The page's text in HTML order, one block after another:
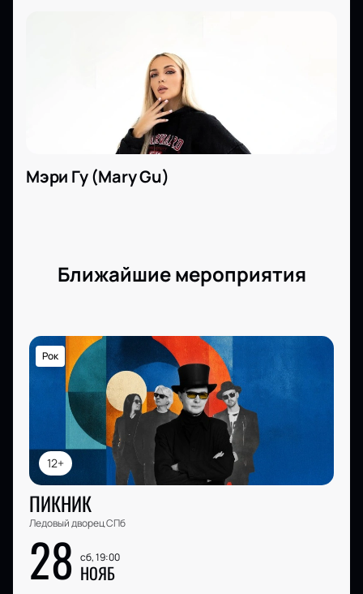
Мэри Гу (Mary Gu)
Ближайшие мероприятия
12+
Рок
ПИКНИК
Ледовый дворец СПб
28 сб, 19:00
НОЯБ